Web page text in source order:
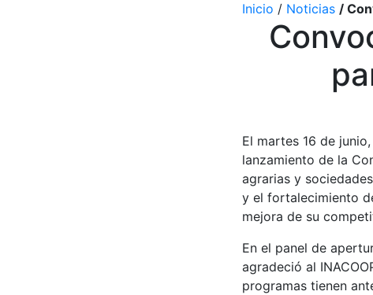
Inicio / Noticias /
El martes 16 de
lanzamiento de la
agrarias y
y el fortalecimiento
mejora de su
En el panel de
agradeció al
programas tienen